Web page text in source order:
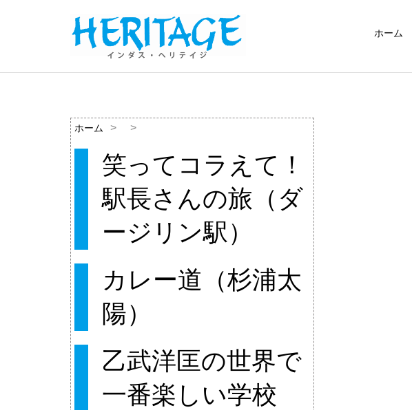
ホーム
ホーム
笑ってコラえて！
駅長さんの旅（ダ
ージリン駅）
カレー道（杉浦太
陽）
乙武洋匡の世界で
一番楽しい学校